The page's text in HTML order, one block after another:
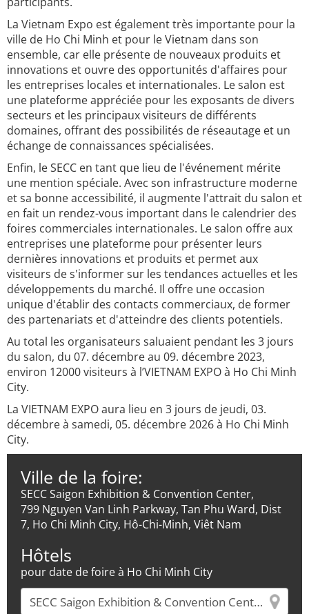
La Vietnam Expo est également très importante pour la
ville de Ho Chi Minh et pour le Vietnam dans son
ensemble, car elle présente de nouveaux produits et
innovations et ouvre des opportunités d'affaires pour
les entreprises locales et internationales. Le salon est
une plateforme appréciée pour les exposants de divers
secteurs et les principaux visiteurs de différents
domaines, offrant des possibilités de réseautage et un
échange de connaissances spécialisées.
Enfin, le SECC en tant que lieu de l'événement mérite
une mention spéciale. Avec son infrastructure moderne
et sa bonne accessibilité, il augmente l'attrait du salon et
en fait un rendez-vous important dans le calendrier des
foires commerciales internationales. Le salon offre aux
entreprises une plateforme pour présenter leurs
dernières innovations et produits et permet aux
visiteurs de s'informer sur les tendances actuelles et les
développements du marché. Il offre une occasion
unique d'établir des contacts commerciaux, de former
des partenariats et d'atteindre des clients potentiels.
Au total les organisateurs saluaient pendant les 3 jours
du salon, du 07. décembre au 09. décembre 2023,
environ 12000 visiteurs à l’VIETNAM EXPO à Ho Chi Minh
City.
La VIETNAM EXPO aura lieu en 3 jours de jeudi, 03.
décembre à samedi, 05. décembre 2026 à Ho Chi Minh
City.
Ville de la foire:
SECC Saigon Exhibition & Convention Center,
799 Nguyen Van Linh Parkway, Tan Phu Ward, Dist
7, Ho Chi Minh City, Hô-Chi-Minh, Viêt Nam
Hôtels
pour date de foire à Ho Chi Minh City